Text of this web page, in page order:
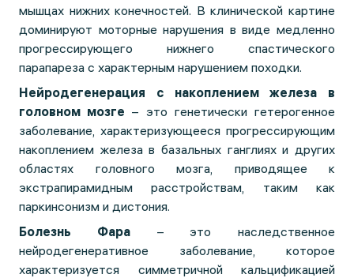
мышцах нижних конечностей. В клинической картине
доминируют моторные нарушения в виде медленно
прогрессирующего нижнего спастического
парапареза с характерным нарушением походки.
Нейродегенерация с накоплением железа в
головном мозге – это генетически гетерогенное
заболевание, характеризующееся прогрессирующим
накоплением железа в базальных ганглиях и других
областях головного мозга, приводящее к
экстрапирамидным расстройствам, таким как
паркинсонизм и дистония.
Болезнь Фара– это наследственное
нейродегенеративное заболевание, которое
характеризуется симметричной кальцификацией